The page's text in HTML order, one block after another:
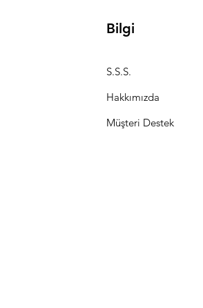
Bilgi
S.S.S.
Hakkımızda
Müşteri Destek